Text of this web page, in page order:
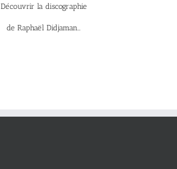
Découvrir la discographie
de Raphaël Didjaman…